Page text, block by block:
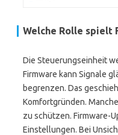
Welche Rolle spielt
Die Steuerungseinheit
Firmware kann Signale
begrenzen. Das
Komfortgründen.
zu schützen. Firmware-
Einstellungen. Bei